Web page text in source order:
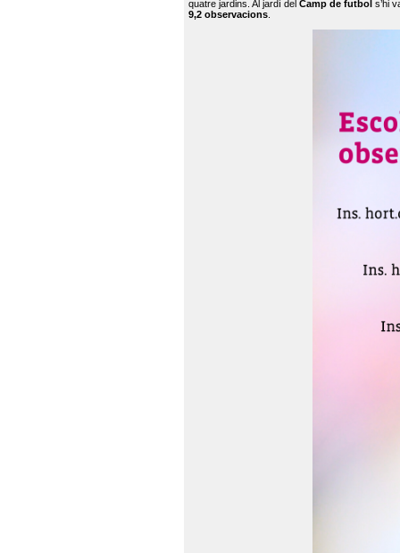
quatre jardins. Al jardí del Camp de futbol s’hi
9,2 observacions